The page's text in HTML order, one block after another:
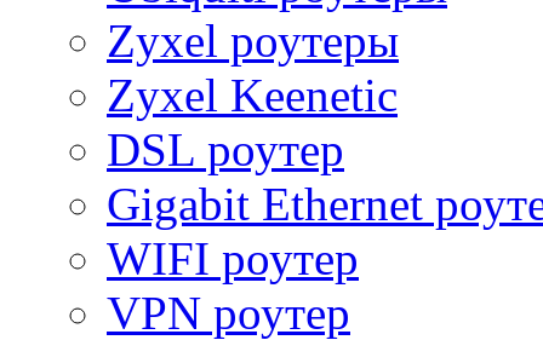
Zyxel роутеры
Zyxel Keenetic
DSL роутер
Gigabit Ethernet
WIFI роутер
VPN роутер